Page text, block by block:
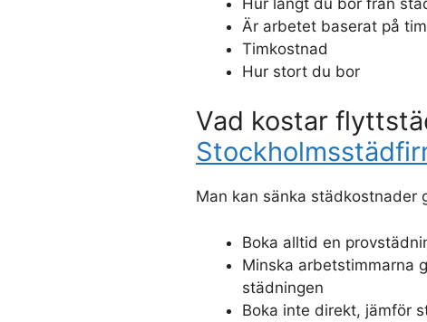
Är arbetet baserat på
Timkostnad
Hur stort du bor
Vad kostar
Man kan sänka städkostnader
Boka alltid en
Minska arbetstimmarna
städningen
Boka inte direkt, jämför